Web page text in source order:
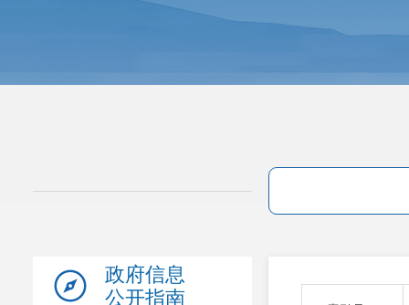
政府信息
公开指南